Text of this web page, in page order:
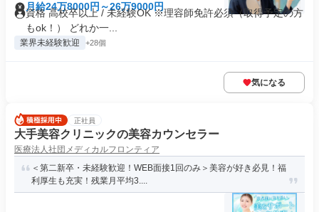
月給24万8000円～26万9000円
資格 高校卒以上 / 未経験OK ※理容師免許必須（取得予定の方
もok！） どれか一...
業界未経験歓迎 +28個
気になる
正社員
大手美容クリニックの美容カウンセラー
医療法人社団メディカルフロンティア
＜第二新卒・未経験歓迎！WEB面接1回のみ＞美容が好き必見！福
利厚生も充実！残業月平均3....